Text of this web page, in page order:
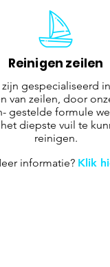
Reinigen zeilen
zijn gespecialiseerd
van zeilen, door
gestelde formule
diepste vuil te
reinigen.
informatie? Klik